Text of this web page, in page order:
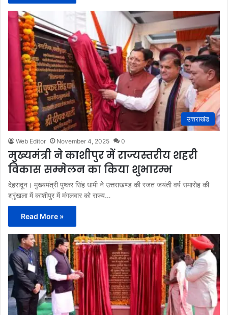
उत्तराखंड
Web Editor November 4, 2025 0
मुख्यमंत्री ने काशीपुर में राज्यस्तरीय शहरी
विकास सम्मेलन का किया शुभारम्भ
देहरादून। मुख्यमंत्री पुष्कर सिंह धामी ने उत्तराखण्ड की रजत जयंती वर्ष समारोह की
श्रृंखला में काशीपुर में मंगलवार को राज्य…
Read More »